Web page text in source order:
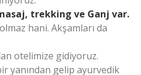
trekking ve Ganj var.
hani. Akşamları da
otelimize gidiyoruz.
yanından gelip ayurvedik